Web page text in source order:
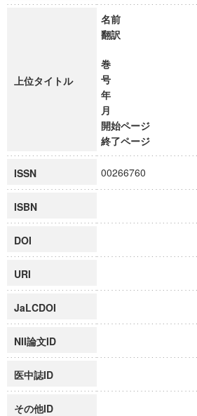
上位タイトル
名前
翻訳
巻
号
年
月
開始ページ
終了ページ
ISSN 00266760
ISBN
DOI
URI
JaLCDOI
NII論文ID
医中誌ID
その他ID